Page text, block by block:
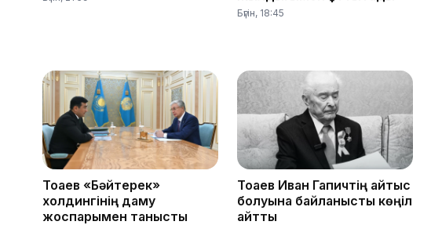
Бүгін, 18:45
Тоқаев «Бәйтерек»
холдингінің даму
жоспарымен танысты
Тоқаев Иван Гапичтің қайтыс
болуына байланысты көңіл
айтты